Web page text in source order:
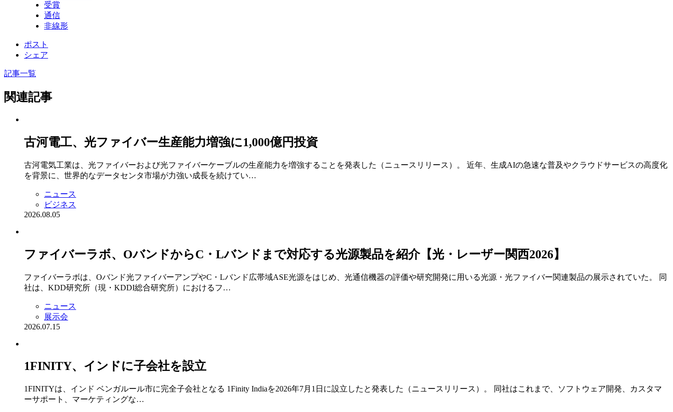
受賞
通信
非線形
ポスト
シェア
記事一覧
関連記事
古河電工、光ファイバー生産能力増強に1,000億円投資
古河電気工業は、光ファイバーおよび光ファイバーケーブルの生産能力を増強することを発表した（ニュースリリース）。 近年、生成AIの急速な普及やクラウドサービスの高度化
を背景に、世界的なデータセンタ市場が力強い成長を続けてい…
ニュース
ビジネス
2026.08.05
ファイバーラボ、OバンドからC・Lバンドまで対応する光源製品を紹介【光・レーザー関西2026】
ファイバーラボは、Oバンド光ファイバーアンプやC・Lバンド広帯域ASE光源をはじめ、光通信機器の評価や研究開発に用いる光源・光ファイバー関連製品の展示されていた。 同
社は、KDD研究所（現・KDDI総合研究所）におけるフ…
ニュース
展示会
2026.07.15
1FINITY、インドに子会社を設立
1FINITYは、インド ベンガルール市に完全子会社となる 1Finity Indiaを2026年7月1日に設立したと発表した（ニュースリリース）。 同社はこれまで、ソフトウェア開発、カスタマ
ーサポート、マーケティングな…